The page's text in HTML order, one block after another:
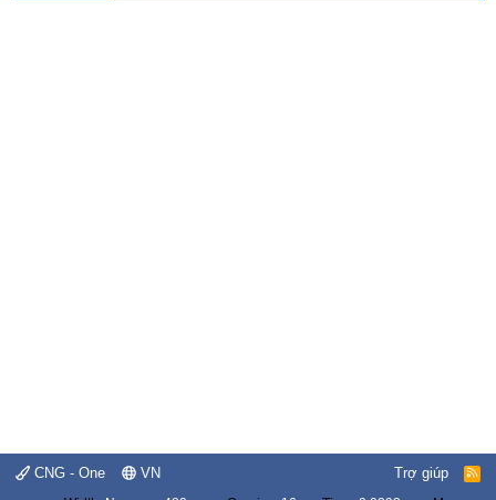
CNG - One VN Trợ giúp
R